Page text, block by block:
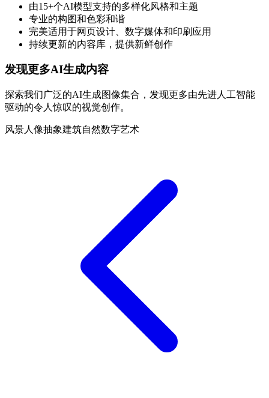
由15+个AI模型支持的多样化风格和主题
专业的构图和色彩和谐
完美适用于网页设计、数字媒体和印刷应用
持续更新的内容库，提供新鲜创作
发现更多AI生成内容
探索我们广泛的AI生成图像集合，发现更多由先进人工智能
驱动的令人惊叹的视觉创作。
风景人像抽象建筑自然数字艺术